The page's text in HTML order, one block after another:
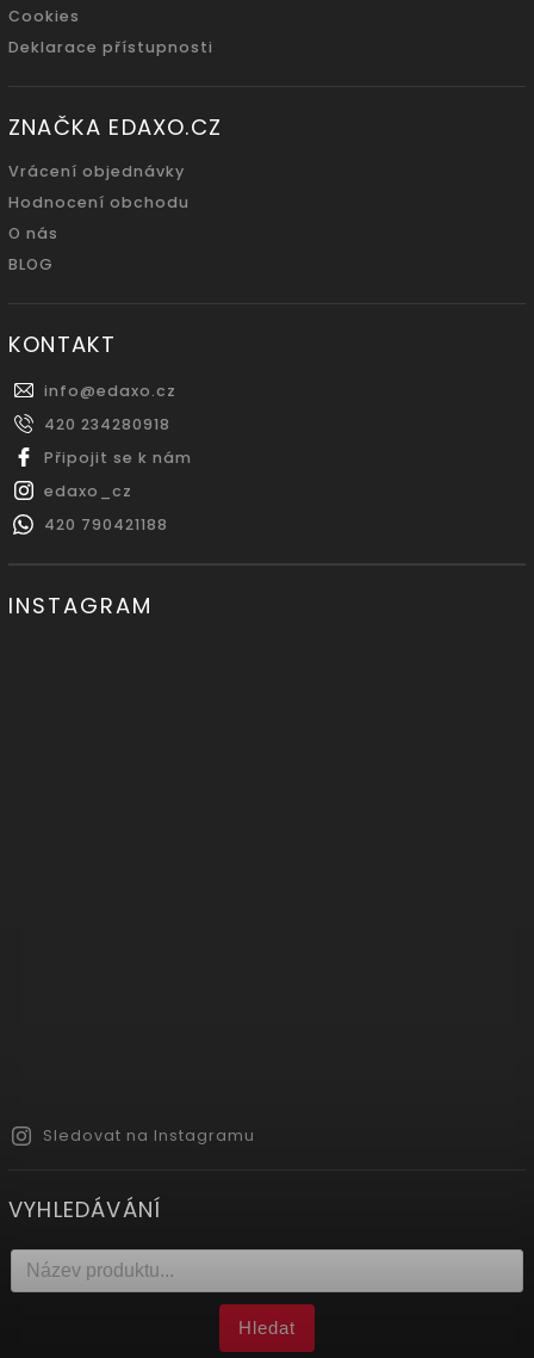
Cookies
Deklarace přístupnosti
ZNAČKA EDAXO.CZ
Vrácení objednávky
Hodnocení obchodu
O nás
BLOG
KONTAKT
info@edaxo.cz
420 234280918
Připojit se k nám
edaxo_cz
420 790421188
INSTAGRAM
Sledovat na Instagramu
VYHLEDÁVÁNÍ
Hledat